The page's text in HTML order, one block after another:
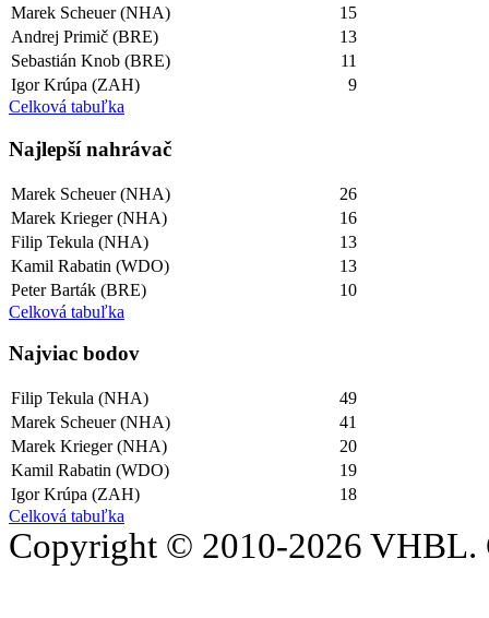
Marek Scheuer (NHA)
15
Andrej Primič (BRE)
13
Sebastián Knob (BRE)
11
Igor Krúpa (ZAH)
9
Celková tabuľka
Najlepší­ nahrávač
Marek Scheuer (NHA)
26
Marek Krieger (NHA)
16
Filip Tekula (NHA)
13
Kamil Rabatin (WDO)
13
Peter Barták (BRE)
10
Celková tabuľka
Najviac bodov
Filip Tekula (NHA)
49
Marek Scheuer (NHA)
41
Marek Krieger (NHA)
20
Kamil Rabatin (WDO)
19
Igor Krúpa (ZAH)
18
Celková tabuľka
Copyright © 2010-2026 VHBL.